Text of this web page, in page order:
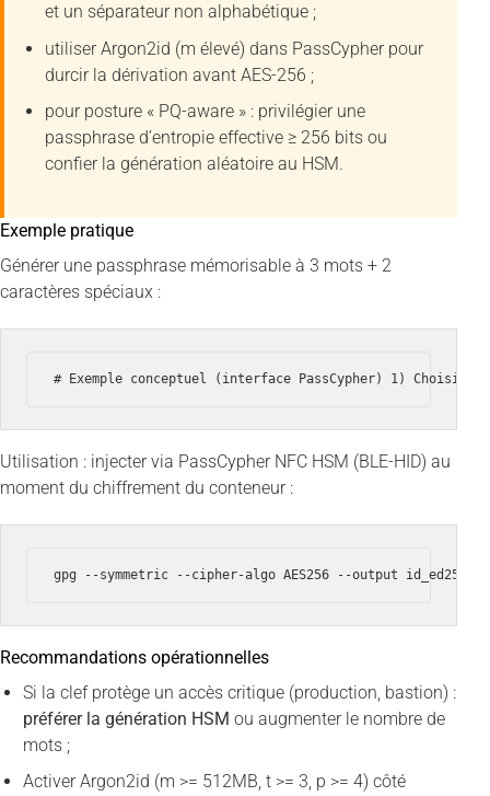
et un séparateur non alphabétique ;
utiliser Argon2id (m élevé) dans PassCypher pour
durcir la dérivation avant AES-256 ;
pour posture « PQ-aware » : privilégier une
passphrase d’entropie effective ≥ 256 bits ou
confier la génération aléatoire au HSM.
Exemple pratique
Générer une passphrase mémorisable à 3 mots + 2
caractères spéciaux :
# Exemple conceptuel (interface PassCypher) 1)
Utilisation : injecter via PassCypher NFC HSM (BLE-HID) au
moment du chiffrement du conteneur :
gpg --symmetric --cipher-algo AES256 --output
Recommandations opérationnelles
Si la clef protège un accès critique (production, bastion) :
préférer la génération HSM ou augmenter le nombre de
mots ;
Activer Argon2id (m >= 512MB, t >= 3, p >= 4) côté